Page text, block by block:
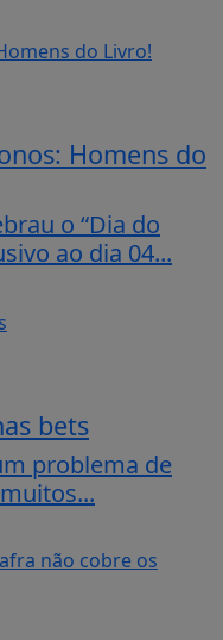
Homens do
o “Dia do
ao dia 04...
bets
problema de